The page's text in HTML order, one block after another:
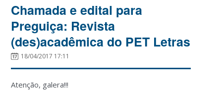
Chamada e edital para
Preguiça: Revista
(des)acadêmica do PET Letras
18/04/2017 17:11
Atenção, galera!!!